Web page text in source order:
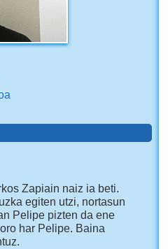
Zapiain naiz ia beti.
egiten utzi, nortasun
Pelipe pizten da ene
har Pelipe. Baina